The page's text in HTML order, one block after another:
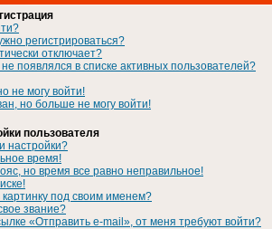
регистрироваться?
отключает?
появлялся в списке активных пользователей?
не могу войти!
но больше не могу войти!
пользователя
настройки?
время!
но время все равно неправильное!
картинку под своим именем?
звание?
«Отправить e-mail», от меня требуют войти?